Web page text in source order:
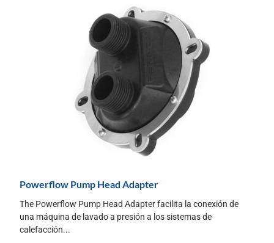
Powerflow Pump Head Adapter
The Powerflow Pump Head Adapter facilita la conexión de
una máquina de lavado a presión a los sistemas de
calefacción...